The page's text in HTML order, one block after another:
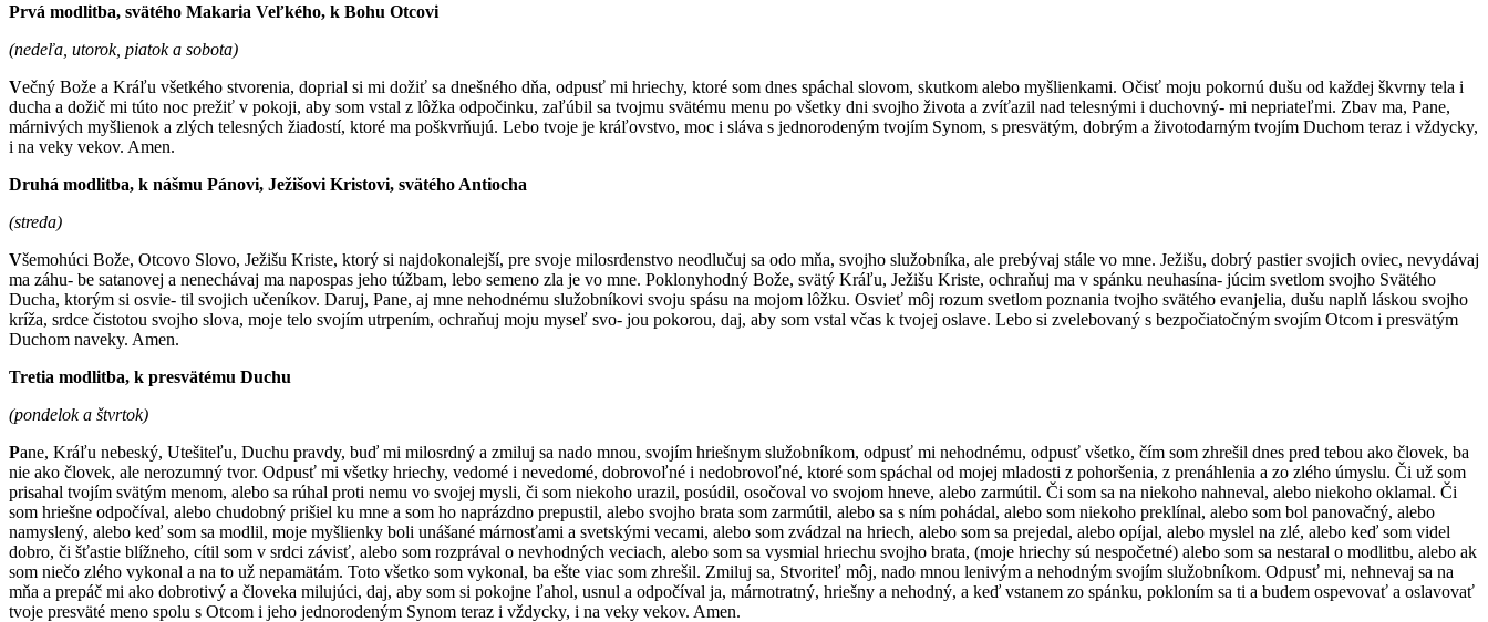
Prvá modlitba, svätého Makaria Veľkého, k Bohu Otcovi
(nedeľa, utorok, piatok a sobota)
Večný Bože a Kráľu všetkého stvorenia, doprial si mi dožiť sa dnešného dňa, odpusť mi hriechy, ktoré som dnes spáchal slovom, skutkom alebo myšlienkami. Očisť moju pokornú dušu od každej škvrny tela i
ducha a dožič mi túto noc prežiť v pokoji, aby som vstal z lôžka odpočinku, zaľúbil sa tvojmu svätému menu po všetky dni svojho života a zvíťazil nad telesnými i duchovný- mi nepriateľmi. Zbav ma, Pane,
márnivých myšlienok a zlých telesných žiadostí, ktoré ma poškvrňujú. Lebo tvoje je kráľovstvo, moc i sláva s jednorodeným tvojím Synom, s presvätým, dobrým a životodarným tvojím Duchom teraz i vždycky,
i na veky vekov. Amen.
Druhá modlitba, k nášmu Pánovi, Ježišovi Kristovi, svätého Antiocha
(streda)
Všemohúci Bože, Otcovo Slovo, Ježišu Kriste, ktorý si najdokonalejší, pre svoje milosrdenstvo neodlučuj sa odo mňa, svojho služobníka, ale prebývaj stále vo mne. Ježišu, dobrý pastier svojich oviec, nevydávaj
ma záhu- be satanovej a nenechávaj ma napospas jeho túžbam, lebo semeno zla je vo mne. Poklonyhodný Bože, svätý Kráľu, Ježišu Kriste, ochraňuj ma v spánku neuhasína- júcim svetlom svojho Svätého
Ducha, ktorým si osvie- til svojich učeníkov. Daruj, Pane, aj mne nehodnému služobníkovi svoju spásu na mojom lôžku. Osvieť môj rozum svetlom poznania tvojho svätého evanjelia, dušu naplň láskou svojho
kríža, srdce čistotou svojho slova, moje telo svojím utrpením, ochraňuj moju myseľ svo- jou pokorou, daj, aby som vstal včas k tvojej oslave. Lebo si zvelebovaný s bezpočiatočným svojím Otcom i presvätým
Duchom naveky. Amen.
Tretia modlitba, k presvätému Duchu
(pondelok a štvrtok)
Pane, Kráľu nebeský, Utešiteľu, Duchu pravdy, buď mi milosrdný a zmiluj sa nado mnou, svojím hriešnym služobníkom, odpusť mi nehodnému, odpusť všetko, čím som zhrešil dnes pred tebou ako človek, ba
nie ako človek, ale nerozumný tvor. Odpusť mi všetky hriechy, vedomé i nevedomé, dobrovoľné i nedobrovoľné, ktoré som spáchal od mojej mladosti z pohoršenia, z prenáhlenia a zo zlého úmyslu. Či už som
prisahal tvojím svätým menom, alebo sa rúhal proti nemu vo svojej mysli, či som niekoho urazil, posúdil, osočoval vo svojom hneve, alebo zarmútil. Či som sa na niekoho nahneval, alebo niekoho oklamal. Či
som hriešne odpočíval, alebo chudobný prišiel ku mne a som ho naprázdno prepustil, alebo svojho brata som zarmútil, alebo sa s ním pohádal, alebo som niekoho preklínal, alebo som bol panovačný, alebo
namyslený, alebo keď som sa modlil, moje myšlienky boli unášané márnosťami a svetskými vecami, alebo som zvádzal na hriech, alebo som sa prejedal, alebo opíjal, alebo myslel na zlé, alebo keď som videl
dobro, či šťastie blížneho, cítil som v srdci závisť, alebo som rozprával o nevhodných veciach, alebo som sa vysmial hriechu svojho brata, (moje hriechy sú nespočetné) alebo som sa nestaral o modlitbu, alebo ak
som niečo zlého vykonal a na to už nepamätám. Toto všetko som vykonal, ba ešte viac som zhrešil. Zmiluj sa, Stvoriteľ môj, nado mnou lenivým a nehodným svojím služobníkom. Odpusť mi, nehnevaj sa na
mňa a prepáč mi ako dobrotivý a človeka milujúci, daj, aby som si pokojne ľahol, usnul a odpočíval ja, márnotratný, hriešny a nehodný, a keď vstanem zo spánku, pokloním sa ti a budem ospevovať a oslavovať
tvoje presväté meno spolu s Otcom i jeho jednorodeným Synom teraz i vždycky, i na veky vekov. Amen.